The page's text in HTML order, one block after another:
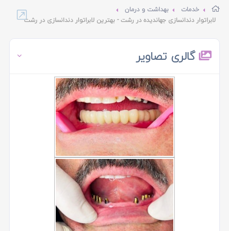
خدمات
بهداشت و درمان
لابراتوار دندانسازی جهاندیده در رشت - بهترین لابراتوار دندانسازی در رشت
گالری تصاویر